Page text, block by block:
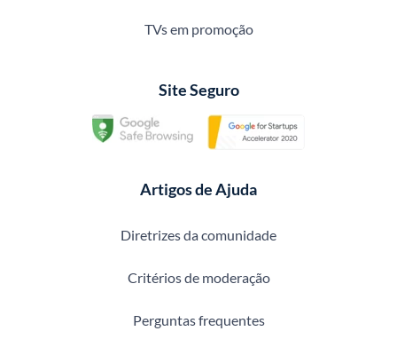
TVs em promoção
Site Seguro
Artigos de Ajuda
Diretrizes da comunidade
Critérios de moderação
Perguntas frequentes